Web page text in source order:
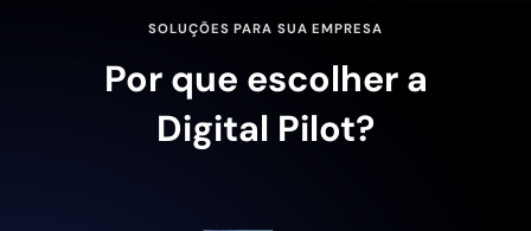
SOLUÇÕES PARA SUA EMPRESA
Por que escolher a
Digital Pilot?